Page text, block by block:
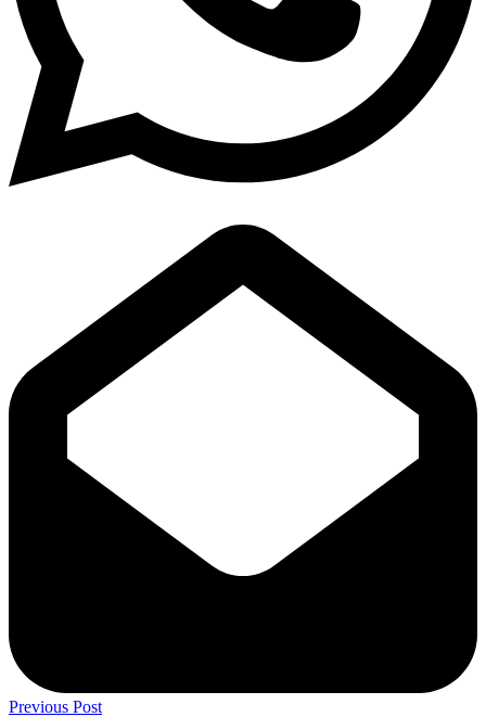
Previous Post